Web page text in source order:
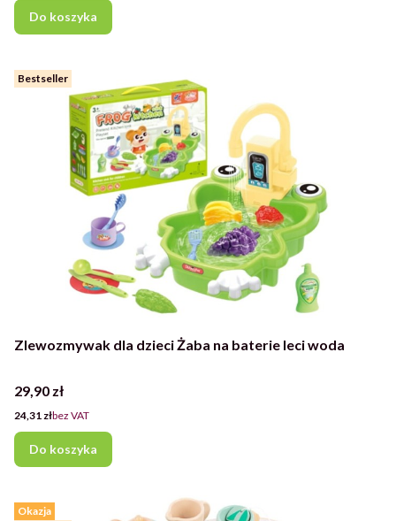
Do koszyka
Bestseller
Zlewozmywak dla dzieci Żaba na baterie leci woda
Cena
29,90 zł
Cena
24,31 złbez VAT
Do koszyka
Okazja